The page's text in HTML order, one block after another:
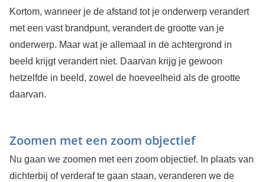
Kortom, wanneer je de afstand tot je onderwerp verandert
met een vast brandpunt, verandert de grootte van je
onderwerp. Maar wat je allemaal in de achtergrond in
beeld krijgt verandert niet. Daarvan krijg je gewoon
hetzelfde in beeld, zowel de hoeveelheid als de grootte
daarvan.
Zoomen met een zoom objectief
Nu gaan we zoomen met een zoom objectief. In plaats van
dichterbij of verderaf te gaan staan, veranderen we de